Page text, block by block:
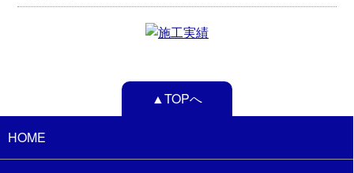
▲TOPへ
HOME